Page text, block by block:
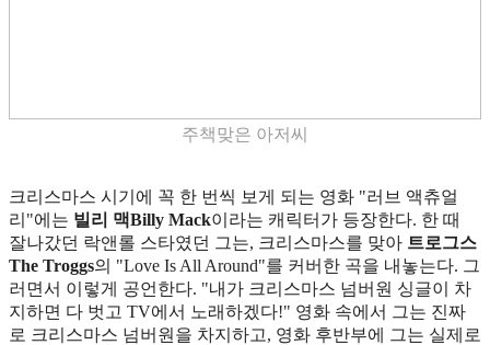
주책맞은 아저씨
크리스마스 시기에 꼭 한 번씩 보게 되는 영화 "러브 액츄얼
리"에는 빌리 맥Billy Mack이라는 캐릭터가 등장한다. 한 때
잘나갔던 락앤롤 스타였던 그는, 크리스마스를 맞아 트로그스
The Troggs의 "Love Is All Around"를 커버한 곡을 내놓는다. 그
러면서 이렇게 공언한다. "내가 크리스마스 넘버원 싱글이 차
지하면 다 벗고 TV에서 노래하겠다!" 영화 속에서 그는 진짜
로 크리스마스 넘버원을 차지하고, 영화 후반부에 그는 실제로